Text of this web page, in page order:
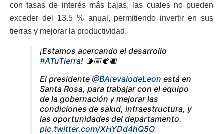
con tasas de interés más bajas, las cuales no pueden
exceder del 13.5 % anual, permitiendo invertir en sus
tierras y mejorar la productividad.
¡Estamos acercando el desarrollo
#ATuTierra! 🫱🏼‍🫲🏾
El presidente @BArevalodeLeon está en
Santa Rosa, para trabajar con el equipo
de la gobernación y mejorar las
condiciones de salud, infraestructura, y
las oportunidades del departamento.
pic.twitter.com/XHYDd4hQ5O